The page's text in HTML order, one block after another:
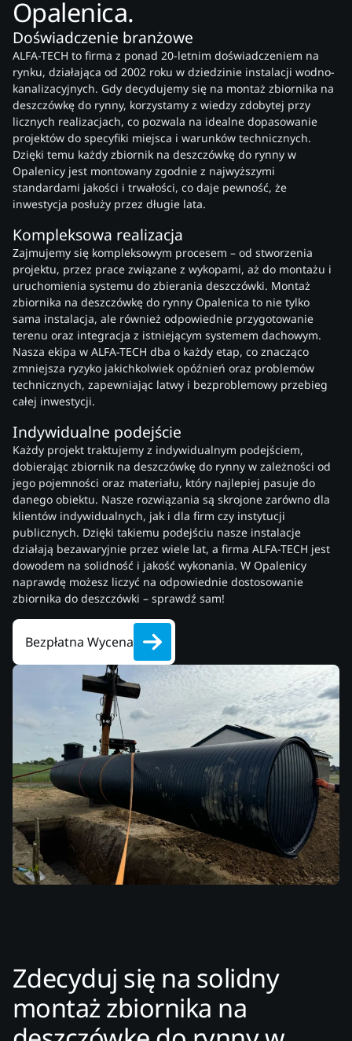
Opalenica.
Doświadczenie branżowe
ALFA-TECH to firma z ponad 20-letnim doświadczeniem na
rynku, działająca od 2002 roku w dziedzinie instalacji wodno-
kanalizacyjnych. Gdy decydujemy się na montaż zbiornika na
deszczówkę do rynny, korzystamy z wiedzy zdobytej przy
licznych realizacjach, co pozwala na idealne dopasowanie
projektów do specyfiki miejsca i warunków technicznych.
Dzięki temu każdy zbiornik na deszczówkę do rynny w
Opalenicy jest montowany zgodnie z najwyższymi
standardami jakości i trwałości, co daje pewność, że
inwestycja posłuży przez długie lata.
Kompleksowa realizacja
Zajmujemy się kompleksowym procesem – od stworzenia
projektu, przez prace związane z wykopami, aż do montażu i
uruchomienia systemu do zbierania deszczówki. Montaż
zbiornika na deszczówkę do rynny Opalenica to nie tylko
sama instalacja, ale również odpowiednie przygotowanie
terenu oraz integracja z istniejącym systemem dachowym.
Nasza ekipa w ALFA-TECH dba o każdy etap, co znacząco
zmniejsza ryzyko jakichkolwiek opóźnień oraz problemów
technicznych, zapewniając latwy i bezproblemowy przebieg
całej inwestycji.
Indywidualne podejście
Każdy projekt traktujemy z indywidualnym podejściem,
dobierając zbiornik na deszczówkę do rynny w zależności od
jego pojemności oraz materiału, który najlepiej pasuje do
danego obiektu. Nasze rozwiązania są skrojone zarówno dla
klientów indywidualnych, jak i dla firm czy instytucji
publicznych. Dzięki takiemu podejściu nasze instalacje
działają bezawaryjnie przez wiele lat, a firma ALFA-TECH jest
dowodem na solidność i jakość wykonania. W Opalenicy
naprawdę możesz liczyć na odpowiednie dostosowanie
zbiornika do deszczówki – sprawdź sam!
Bezpłatna Wycena
Zdecyduj się na solidny
montaż zbiornika na